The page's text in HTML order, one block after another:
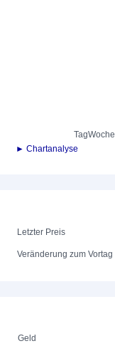
TagWoche
► Chartanalyse
Letzter Preis
Veränderung zum Vortag
Geld